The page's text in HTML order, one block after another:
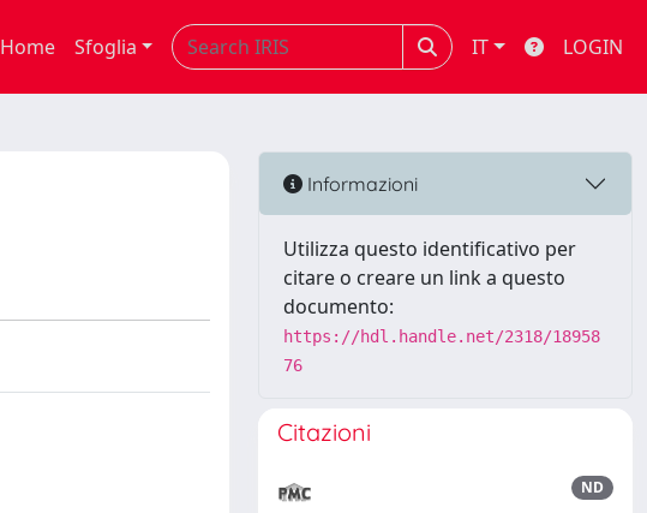
Home Sfoglia IT LOGIN
Informazioni
Utilizza questo identificativo per
citare o creare un link a questo
documento:
https://hdl.handle.net/2318/18958
76
Citazioni
ND